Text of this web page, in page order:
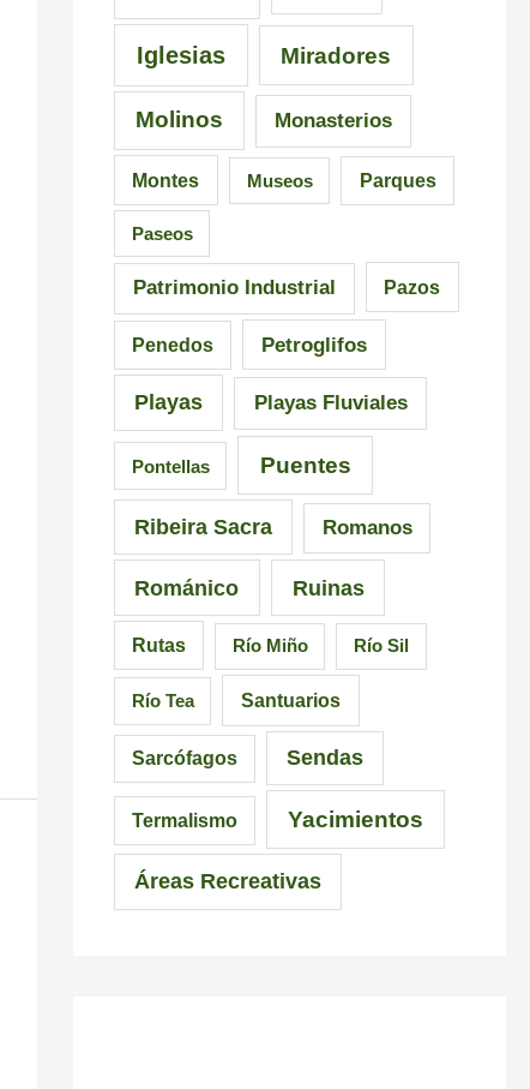
Iglesias Miradores
Molinos Monasterios
Montes Museos Parques
Paseos
Patrimonio Industrial Pazos
Penedos Petroglifos
Playas Playas Fluviales
Pontellas Puentes
Ribeira Sacra Romanos
Románico Ruinas
Rutas Río Miño Río Sil
Río Tea Santuarios
Sarcófagos Sendas
Termalismo Yacimientos
Áreas Recreativas